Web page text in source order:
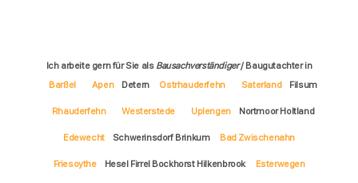
Ich arbeite gern für Sie als Bausachverständiger/ Baugutachter in
Barßel
Apen Detern Ostrhauderfehn Saterland Filsum
Rhauderfehn Westerstede Uplengen Nortmoor Holtland
Edewecht Schwerinsdorf Brinkum Bad Zwischenahn
Friesoythe Hesel Firrel Bockhorst Hilkenbrook Esterwegen